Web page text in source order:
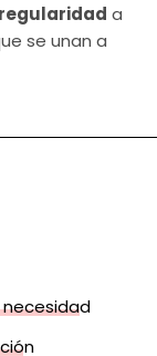
a
se unan a